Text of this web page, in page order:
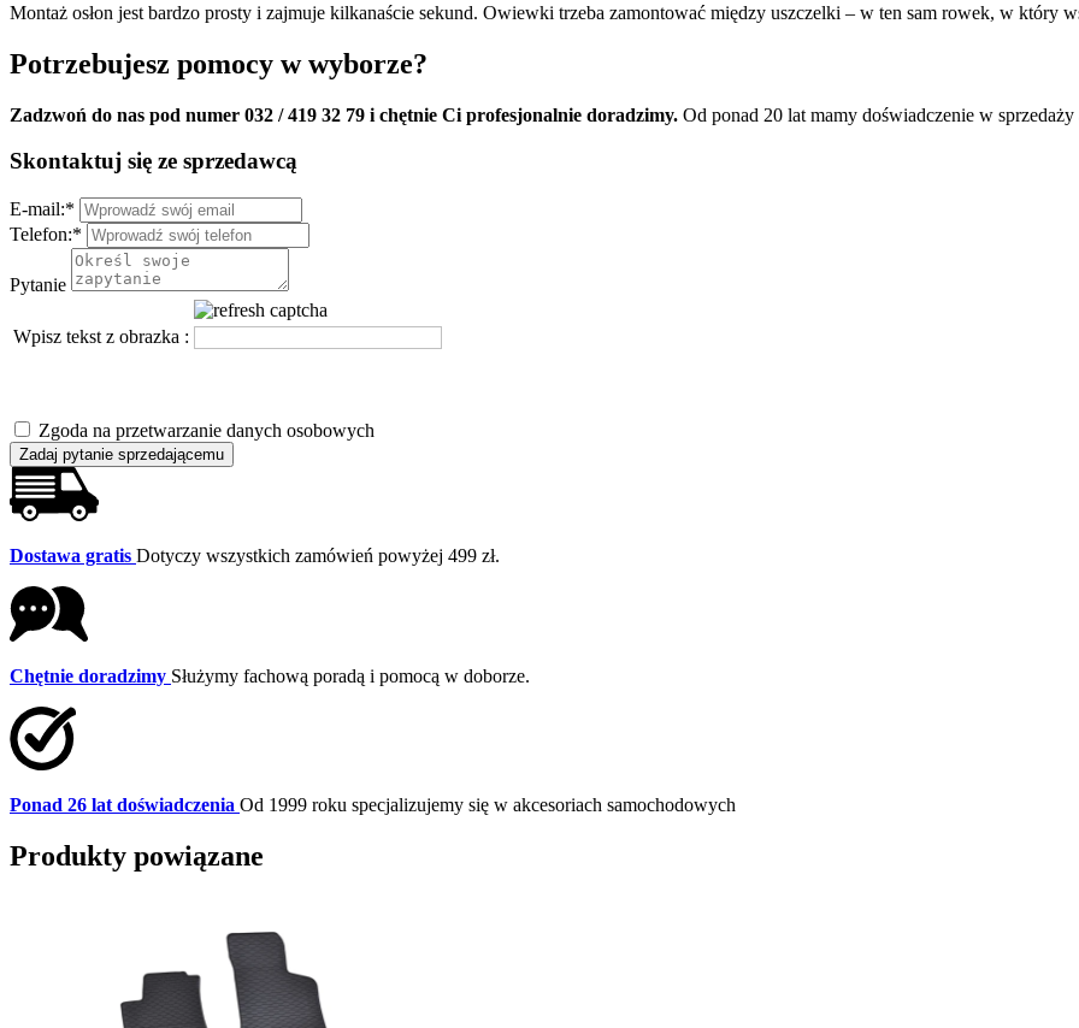
Montaż osłon jest bardzo prosty i zajmuje kilkanaście sekund. Owiewki trzeba zamontować między uszczelki – w ten sam rowek, w który
Potrzebujesz pomocy w wyborze?
Zadzwoń do nas pod numer 032 / 419 32 79 i chętnie Ci profesjonalnie doradzimy. Od ponad 20 lat mamy doświadczenie w
Skontaktuj się ze sprzedawcą
E-mail:*
Telefon:*
Pytanie
Wpisz tekst z obrazka :
Zgoda na przetwarzanie danych osobowych
Zadaj pytanie sprzedającemu
Dostawa gratis Dotyczy wszystkich zamówień powyżej 499 zł.
Chętnie doradzimy Służymy fachową poradą i pomocą w doborze.
Ponad 26 lat doświadczenia Od 1999 roku specjalizujemy się w akcesoriach samochodowych
Produkty powiązane